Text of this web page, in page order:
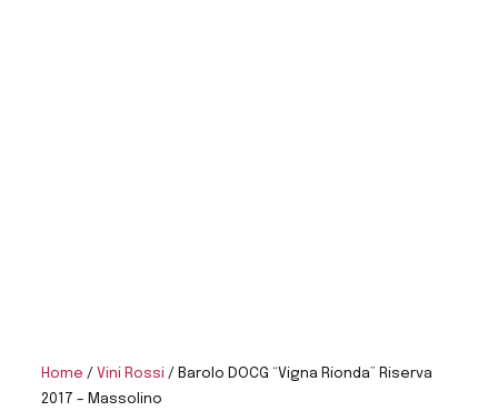
Home / Vini Rossi / Barolo DOCG “Vigna Rionda” Riserva
2017 – Massolino